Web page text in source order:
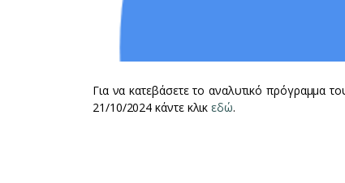
Για να κατεβάσετε το αναλυτικό πρόγραμμα
21/10/2024 κάντε κλικεδώ.